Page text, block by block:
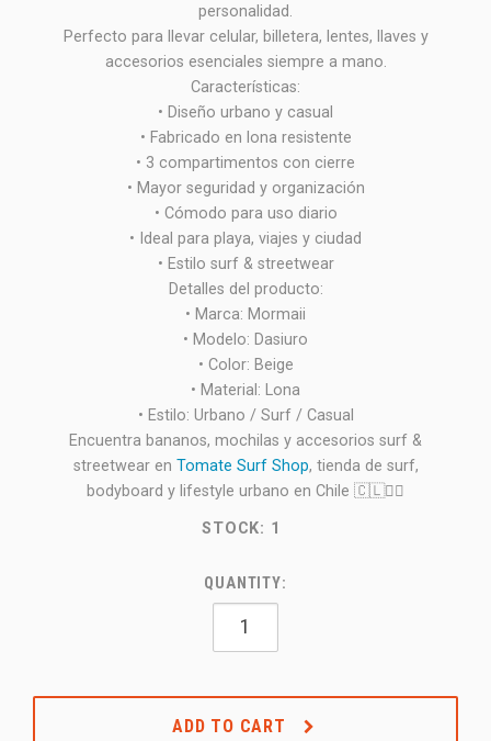
personalidad.
Perfecto para llevar celular, billetera, lentes, llaves y
accesorios esenciales siempre a mano.
Características:
• Diseño urbano y casual
• Fabricado en lona resistente
• 3 compartimentos con cierre
• Mayor seguridad y organización
• Cómodo para uso diario
• Ideal para playa, viajes y ciudad
• Estilo surf & streetwear
Detalles del producto:
• Marca: Mormaii
• Modelo: Dasiuro
• Color: Beige
• Material: Lona
• Estilo: Urbano / Surf / Casual
Encuentra bananos, mochilas y accesorios surf &
streetwear en Tomate Surf Shop, tienda de surf,
bodyboard y lifestyle urbano en Chile 🇨🇱🏄‍♂️
STOCK: 1
QUANTITY:
ADD TO CART